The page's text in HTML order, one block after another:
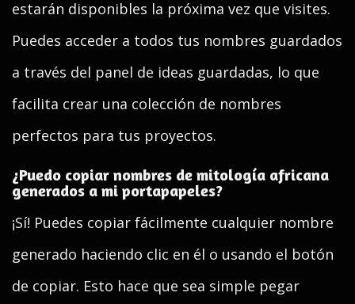
estarán disponibles la próxima vez que visites.
Puedes acceder a todos tus nombres guardados
a través del panel de ideas guardadas, lo que
facilita crear una colección de nombres
perfectos para tus proyectos.
¿Puedo copiar nombres de mitología africana
generados a mi portapapeles?
¡Sí! Puedes copiar fácilmente cualquier nombre
generado haciendo clic en él o usando el botón
de copiar. Esto hace que sea simple pegar